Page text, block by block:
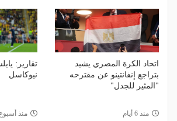
اتحاد الكرة المصري يشيد
بتراجع إنفانتينو عن مقترحه
"المثير للجدل"
منذ 6 أيام
تقارير:
نيوكاسل
منذ